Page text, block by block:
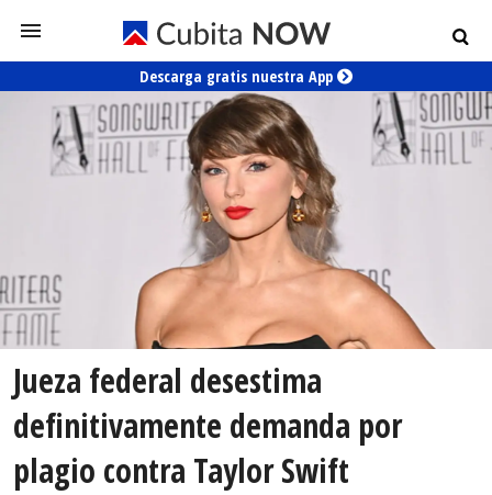
Descarga gratis nuestra App
Jueza federal desestima
definitivamente demanda por
plagio contra Taylor Swift